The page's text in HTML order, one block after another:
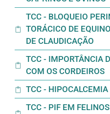
TCC - BLOQUEIO
TORÁCICO DE
DE CLAUDICAÇÃO
TCC - IMPORTÂNCIA
COM OS CORDEIROS
TCC -
TCC - PIF EM